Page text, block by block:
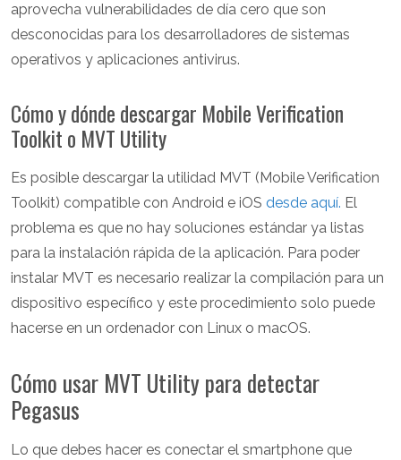
aprovecha vulnerabilidades de día cero que son
desconocidas para los desarrolladores de sistemas
operativos y aplicaciones antivirus.
Cómo y dónde descargar Mobile Verification
Toolkit o MVT Utility
Es posible descargar la utilidad MVT (Mobile Verification
Toolkit) compatible con Android e iOS desde aquí. El
problema es que no hay soluciones estándar ya listas
para la instalación rápida de la aplicación. Para poder
instalar MVT es necesario realizar la compilación para un
dispositivo específico y este procedimiento solo puede
hacerse en un ordenador con Linux o macOS.
Cómo usar MVT Utility para detectar
Pegasus
Lo que debes hacer es conectar el smartphone que